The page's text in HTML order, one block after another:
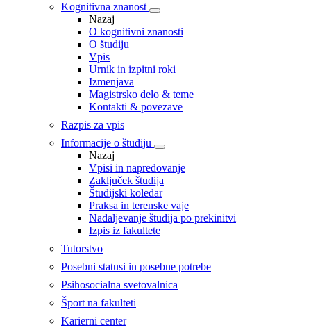
Kognitivna znanost
Nazaj
O kognitivni znanosti
O študiju
Vpis
Urnik in izpitni roki
Izmenjava
Magistrsko delo & teme
Kontakti & povezave
Razpis za vpis
Informacije o študiju
Nazaj
Vpisi in napredovanje
Zaključek študija
Študijski koledar
Praksa in terenske vaje
Nadaljevanje študija po prekinitvi
Izpis iz fakultete
Tutorstvo
Posebni statusi in posebne potrebe
Psihosocialna svetovalnica
Šport na fakulteti
Karierni center